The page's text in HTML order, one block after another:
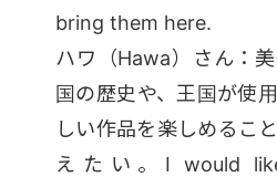
bring them here.
ハワ（Hawa）さん：
国の歴史や、王国が使
しい作品を楽しめるこ
えたい。I would